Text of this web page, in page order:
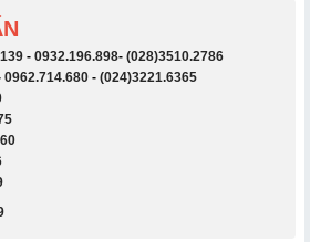
- 0932.196.898- (028)3510.2786
0962.714.680 - (024)3221.6365